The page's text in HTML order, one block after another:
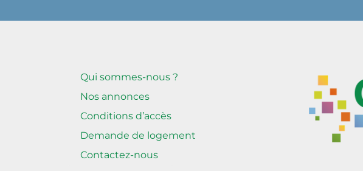
Qui sommes-nous ?
Nos annonces
Conditions d’accès
Demande de logement
Contactez-nous